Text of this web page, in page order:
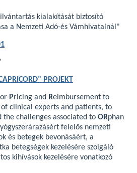
kialakítását biztosító
a Nemzeti Adó-és Vámhivatalnál"
PROJEKT
Pricing and Reimbursement to
clinical experts and patients, to
challenges associated to ORphan
felelős nemzeti
és betegek bevonásáért, a
betegségek kezelésére szolgáló
kihívások kezelésére vonatkozó